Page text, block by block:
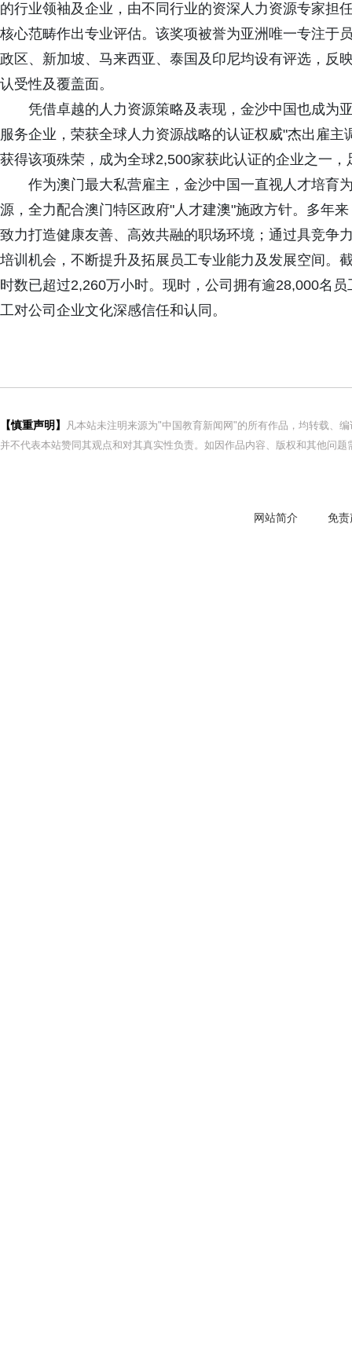
的行业领袖及企业，由不同行业的资深人力资源专家担
核心范畴作出专业评估。该奖项被誉为亚洲唯一专注于
政区、新加坡、马来西亚、泰国及印尼均设有评选，反
认受性及覆盖面。
凭借卓越的人力资源策略及表现，金沙中国也成为
服务企业，荣获全球人力资源战略的认证权威"杰出雇
获得该项殊荣，成为全球2,500家获此认证的企业之一
作为澳门最大私营雇主，金沙中国一直视人才培育
源，全力配合澳门特区政府"人才建澳"施政方针。多年
致力打造健康友善、高效共融的职场环境；通过具竞争
培训机会，不断提升及拓展员工专业能力及发展空间。
时数已超过2,260万小时。现时，公司拥有逾28,000名
工对公司企业文化深感信任和认同。
【慎重声明】
凡本站未注明来源为"中国教育新闻网"的所有作品，均转载、
并不代表本站赞同其观点和对其真实性负责。如因作品内容、版权和其他问
网站简介 免责